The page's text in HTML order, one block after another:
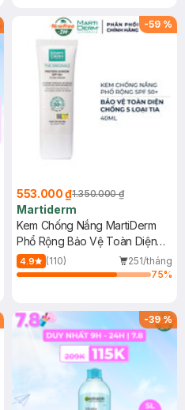
-59 %
553.000 ₫1.350.000 ₫
Martiderm
Kem Chống Nắng MartiDerm
Phổ Rộng Bảo Vệ Toàn Diện
40ml
4.9 (110)
251/tháng
75%
-39%